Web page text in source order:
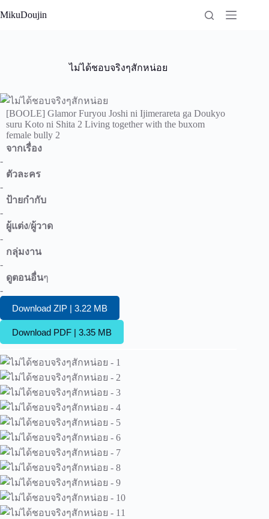
to
MikuDoujin
ไม่ได้ชอบจริงๆสักหน่อย
[BOOLE] Glamor Furyou Joshi ni Ijimerareta ga Doukyo
suru Koto ni Shita 2 Living together with the buxom
female bully 2
จากเรื่อง
-
ตัวละคร
-
ป้ายกำกับ
-
ผู้แต่ง/ผู้วาด
-
กลุ่มงาน
-
ดูตอนอื่นๆ
-
Download ZIP | 3.22 MB
Download PDF | 3.35 MB